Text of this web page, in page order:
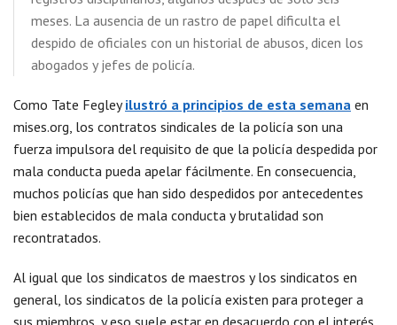
meses. La ausencia de un rastro de papel dificulta el
despido de oficiales con un historial de abusos, dicen los
abogados y jefes de policía.
Como Tate Fegleyilustró a principios de esta semana en
mises.org, los contratos sindicales de la policía son una
fuerza impulsora del requisito de que la policía despedida por
mala conducta pueda apelar fácilmente. En consecuencia,
muchos policías que han sido despedidos por antecedentes
bien establecidos de mala conducta y brutalidad son
recontratados.
Al igual que los sindicatos de maestros y los sindicatos en
general, los sindicatos de la policía existen para proteger a
sus miembros, y eso suele estar en desacuerdo con el interés